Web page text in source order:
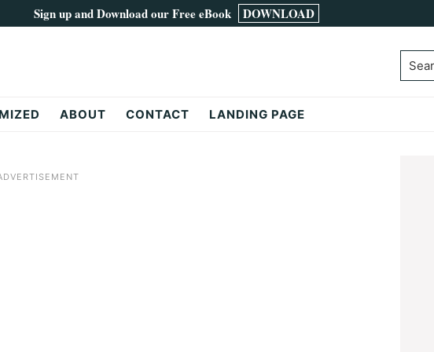
Sign up and Download our Free eBook DOWNLOAD
ABOUT CONTACT LANDING PAGE